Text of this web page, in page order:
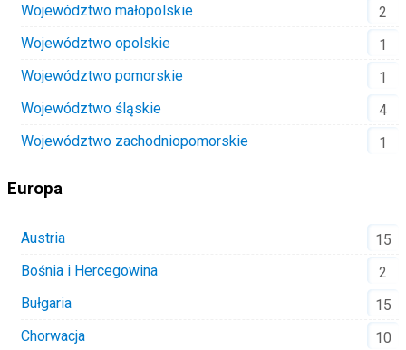
Województwo małopolskie
2
Województwo opolskie
1
Województwo pomorskie
1
Województwo śląskie
4
Województwo zachodniopomorskie
1
Europa
Austria
15
Bośnia i Hercegowina
2
Bułgaria
15
Chorwacja
10